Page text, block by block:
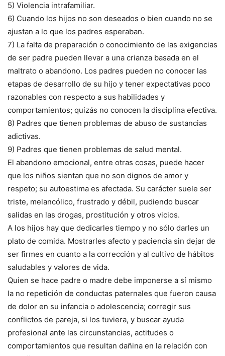
5) Violencia intrafamiliar.
6) Cuando los hijos no son deseados o bien cuando no se
ajustan a lo que los padres esperaban.
7) La falta de preparación o conocimiento de las exigencias
de ser padre pueden llevar a una crianza basada en el
maltrato o abandono. Los padres pueden no conocer las
etapas de desarrollo de su hijo y tener expectativas poco
razonables con respecto a sus habilidades y
comportamientos; quizás no conocen la disciplina efectiva.
8) Padres que tienen problemas de abuso de sustancias
adictivas.
9) Padres que tienen problemas de salud mental.
El abandono emocional, entre otras cosas, puede hacer
que los niños sientan que no son dignos de amor y
respeto; su autoestima es afectada. Su carácter suele ser
triste, melancólico, frustrado y débil, pudiendo buscar
salidas en las drogas, prostitución y otros vicios.
A los hijos hay que dedicarles tiempo y no sólo darles un
plato de comida. Mostrarles afecto y paciencia sin dejar de
ser firmes en cuanto a la corrección y al cultivo de hábitos
saludables y valores de vida.
Quien se hace padre o madre debe imponerse a sí mismo
la no repetición de conductas paternales que fueron causa
de dolor en su infancia o adolescencia; corregir sus
conflictos de pareja, si los tuviera, y buscar ayuda
profesional ante las circunstancias, actitudes o
comportamientos que resultan dañina en la relación con